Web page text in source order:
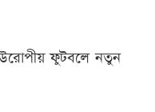
ইউরোপীয় ফুটবলে নতুন